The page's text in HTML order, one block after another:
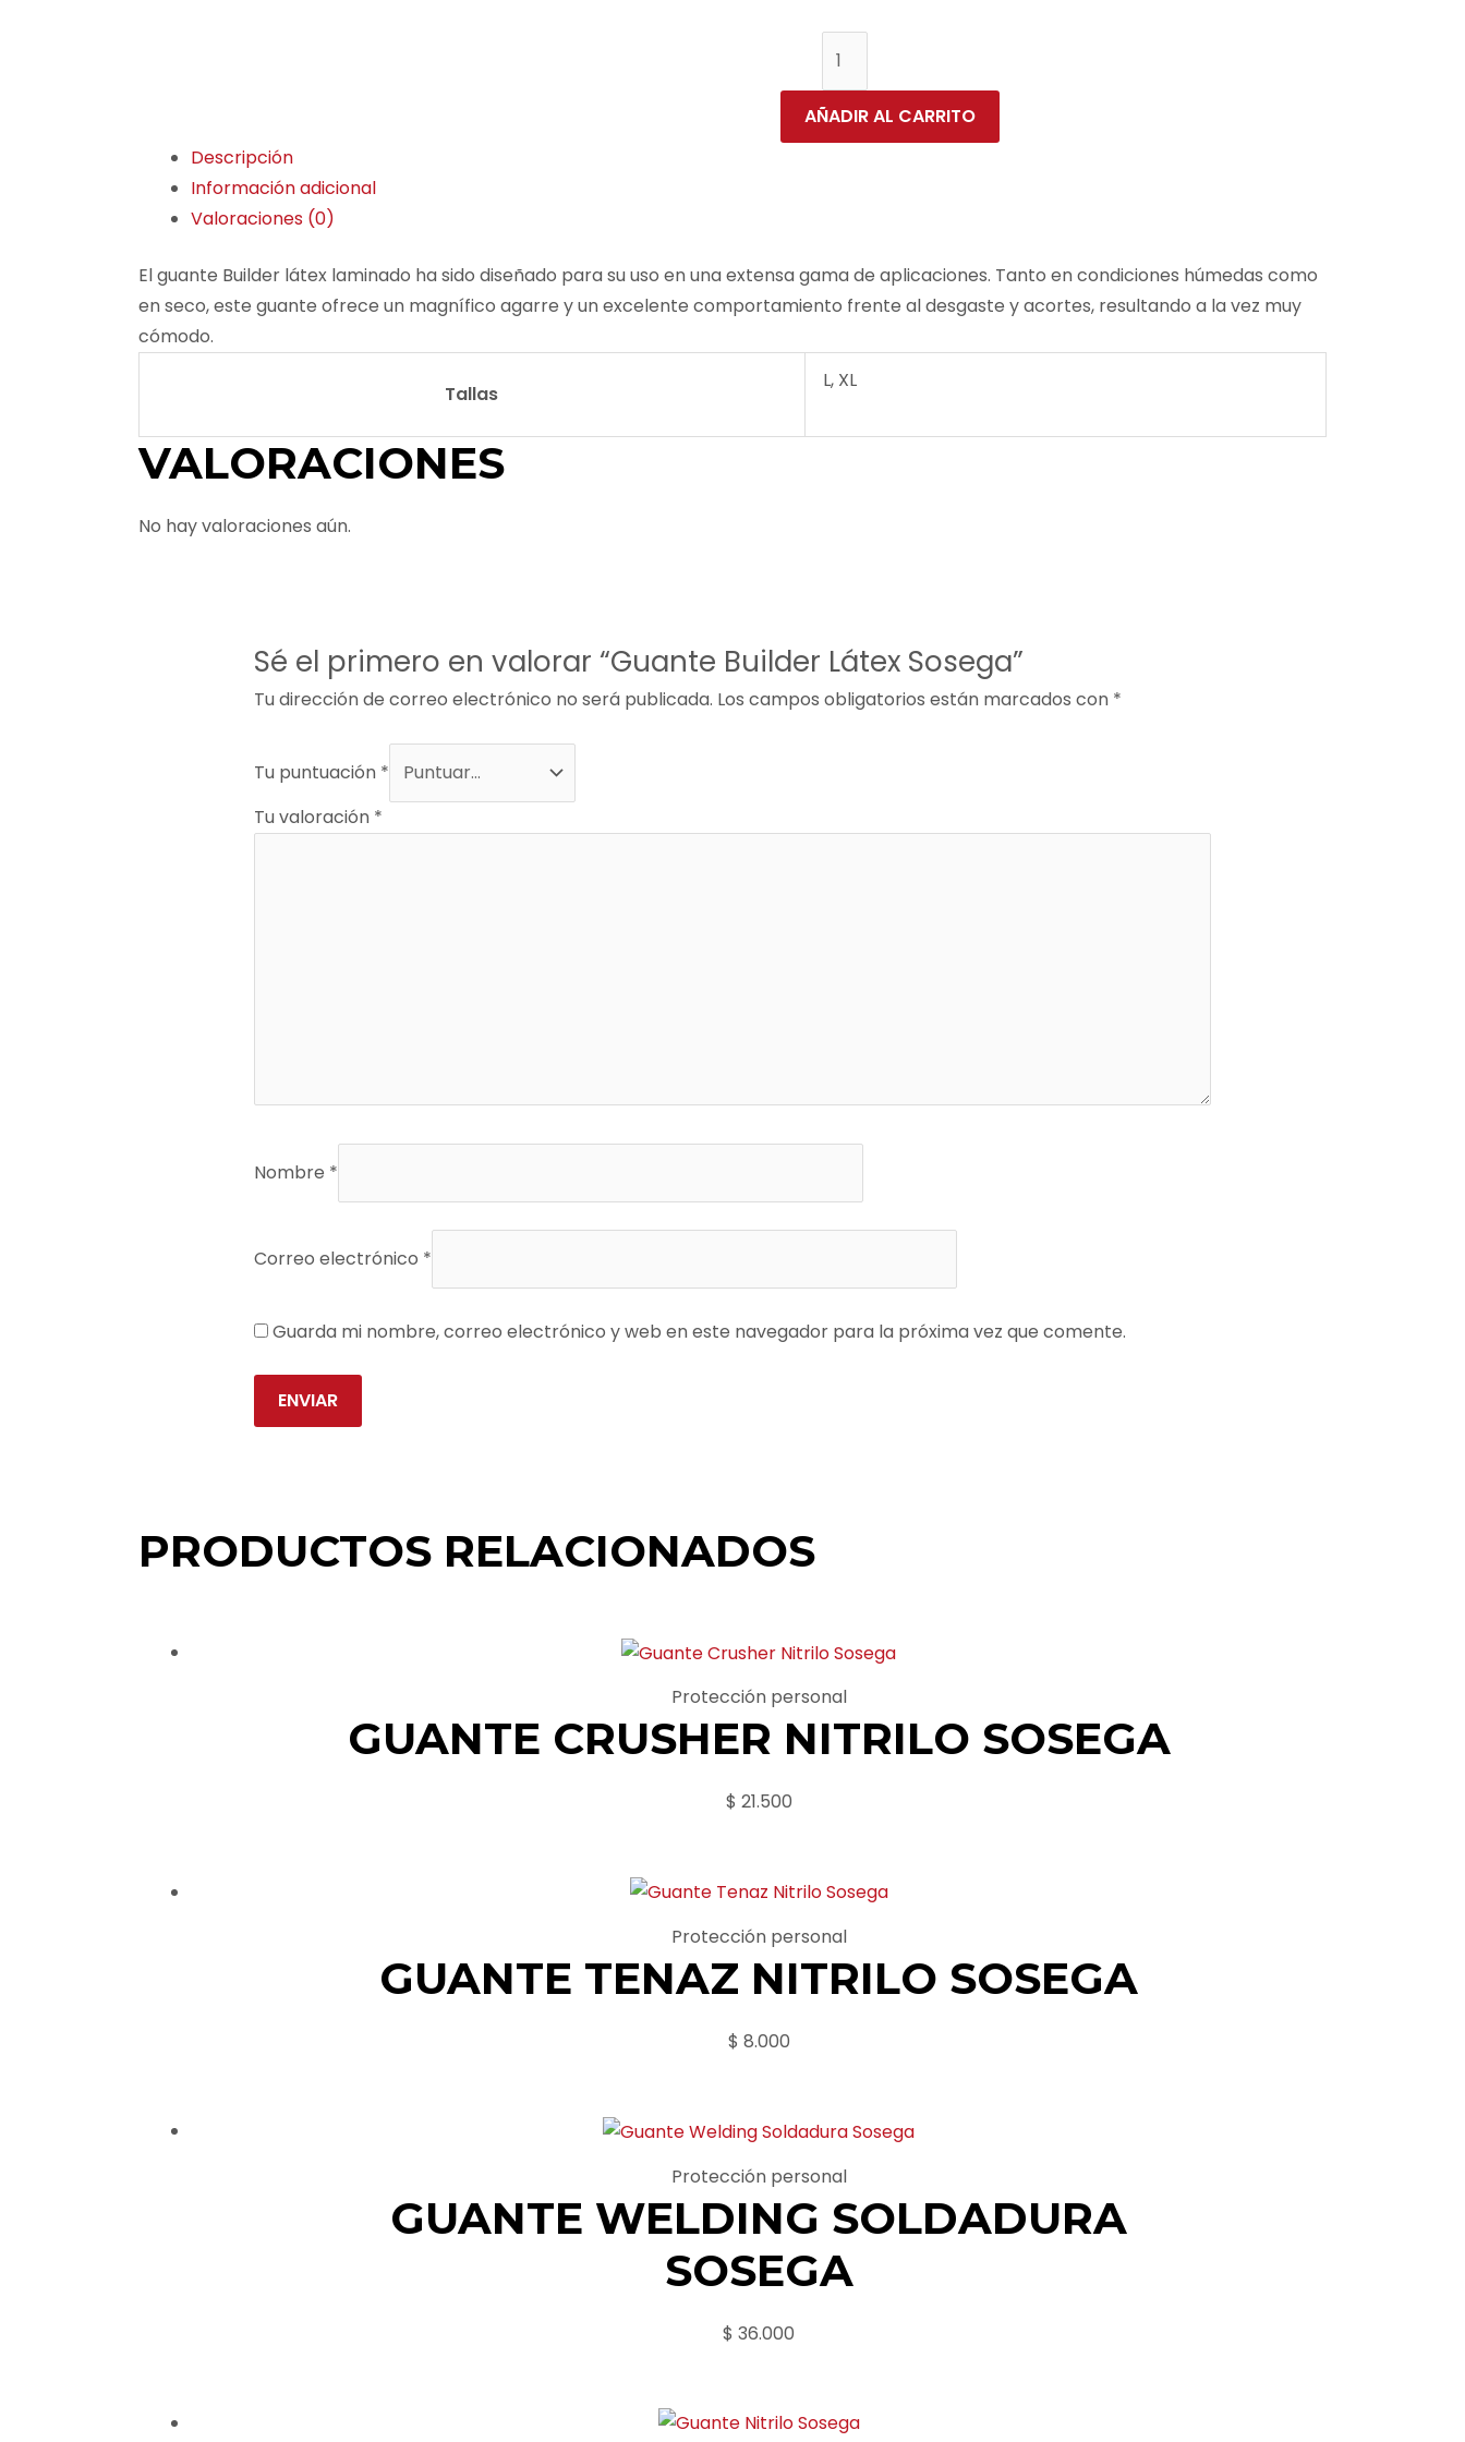
AÑADIR AL CARRITO
Descripción
Información adicional
Valoraciones (0)
El guante Builder látex laminado ha sido diseñado para su uso en una extensa gama de aplicaciones. Tanto en condiciones húmedas como
en seco, este guante ofrece un magnífico agarre y un excelente comportamiento frente al desgaste y acortes, resultando a la vez muy
cómodo.
Tallas
L, XL
VALORACIONES
No hay valoraciones aún.
Sé el primero en valorar “Guante Builder Látex Sosega”
Tu dirección de correo electrónico no será publicada. Los campos obligatorios están marcados con *
Tu puntuación *
Tu valoración *
Nombre *
Correo electrónico *
Guarda mi nombre, correo electrónico y web en este navegador para la próxima vez que comente.
PRODUCTOS RELACIONADOS
Protección personal
GUANTE CRUSHER NITRILO SOSEGA
$ 21.500
Protección personal
GUANTE TENAZ NITRILO SOSEGA
$ 8.000
Protección personal
GUANTE WELDING SOLDADURA
SOSEGA
$ 36.000